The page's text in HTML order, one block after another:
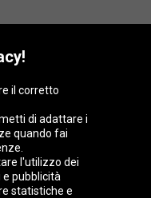
Éire
il corretto
di adattare i
quando fai
l'utilizzo dei
pubblicità
statistiche e